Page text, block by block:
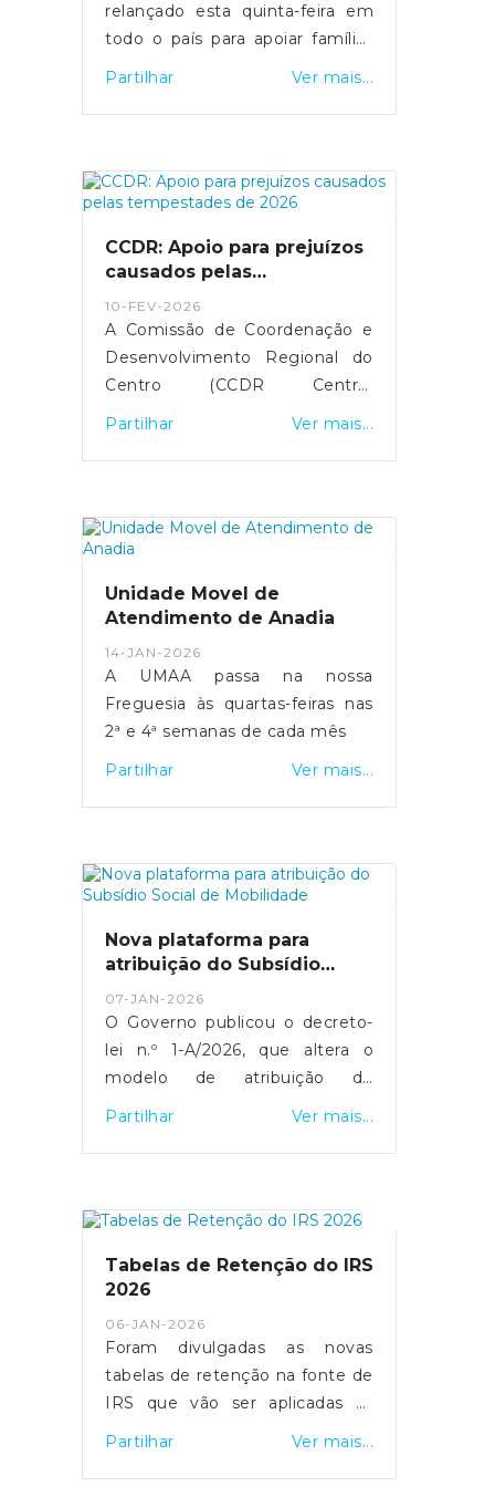
relançado esta quinta-feira em
todo o país para apoiar famílias
em situação de vulnerabilidade
de gás. O primeiro-ministro Luís
aumento da comparticipação de
15 para 25 euros durante os
justificando a medida com o
impacto da guerra no Médio
Oriente.
Partilhar Ver mais...
CCDR: Apoio para prejuízos
causados pelas
10-FEV-2026
A Comissão de Coordenação e
Desenvolvimento Regional do
Centro (CCDR Centro)
disponibilizou uma plataforma
prejuízos resultantes das
afetaram vários concelhos da
Região Centro.O portal destina-
agricultores e municípios,
danos em habitações, atividades
económicas, explorações
agrícolas e infraestruturas
apoios técnicos e financeiros.O
mecanismos de apoio público. A
no site oficial da CCDR
Centro.Esta candidatura está
disponível no site da CCDR,
através do deste
link.Fonte: CCDR
Partilhar Ver mais...
Unidade Movel de
Atendimento de Anadia
14-JAN-2026
A UMAA passa na nossa
Freguesia às quartas-feiras nas
2ª e 4ª semanas de cada mês
Partilhar
Ver mais...
Nova plataforma para
atribuição do Subsídio
07-JAN-2026
O Governo publicou o decreto-
lei n.º 1-A/2026, que altera o
modelo de atribuição do
Subsídio Social de Mobilidade
transitório para a nova
ficará disponível a partir de 8 de
viagens entre as regiões
autónomas e o continente,
mantendo os pagamentos nos
balcões dos CTT até que todas
as funcionalidades digitais
estejam operacionais, previsto
para junho de 2026.O acesso à
Partilhar Ver mais...
Tabelas de Retenção do IRS
2026
06-JAN-2026
Foram divulgadas as novas
tabelas de retenção na fonte de
IRS que vão ser aplicadas às
remunerações e pensões ao
Partilhar Ver mais...